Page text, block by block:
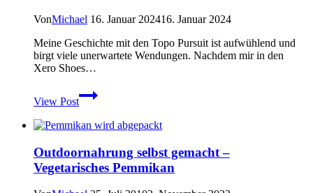
VonMichael 16. Januar 202416. Januar 2024
Meine Geschichte mit den Topo Pursuit ist aufwühlend und
birgt viele unerwartete Wendungen. Nachdem mir in den
Xero Shoes…
View Post
Topo
Athletic
im
Outdoornahrung selbst gemacht –
Vegetarisches Pemmikan